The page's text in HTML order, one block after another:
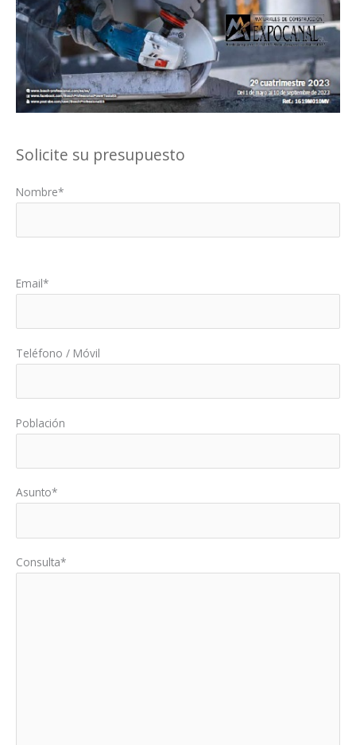
Solicite su presupuesto
Nombre*
Email*
Teléfono / Móvil
Población
Asunto*
Consulta*